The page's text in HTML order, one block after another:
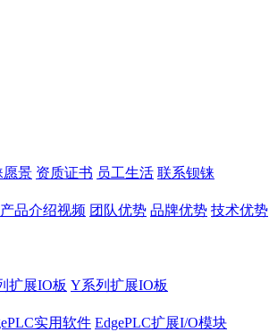
愿景 资质证书 员工生活 联系钡铼
产品介绍视频 团队优势 品牌优势 技术优势
扩展IO板 Y系列扩展IO板
实用软件 EdgePLC扩展I/O模块